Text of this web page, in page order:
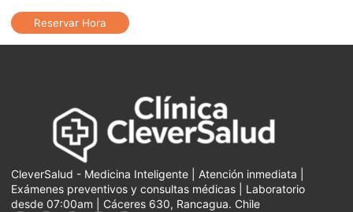
Reservar Hora
CleverSalud - Medicina Inteligente | Atención inmediata |
Exámenes preventivos y consultas médicas | Laboratorio
desde 07:00am | Cáceres 630, Rancagua. Chile